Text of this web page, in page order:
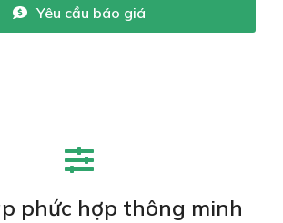
Yêu cầu báo giá
phức hợp thông minh